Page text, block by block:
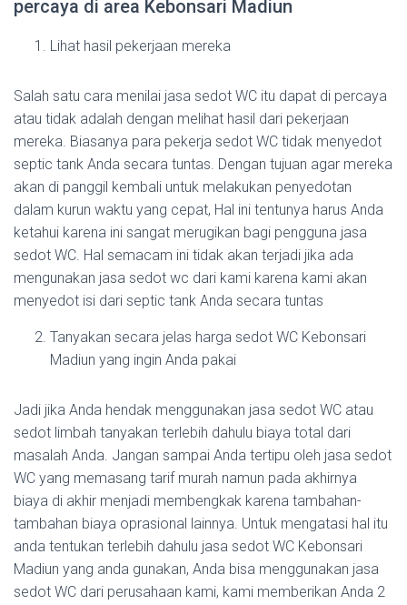
percaya di area Kebonsari Madiun
Lihat hasil pekerjaan mereka
Salah satu cara menilai jasa sedot WC itu dapat di percaya
atau tidak adalah dengan melihat hasil dari pekerjaan
mereka. Biasanya para pekerja sedot WC tidak menyedot
septic tank Anda secara tuntas. Dengan tujuan agar mereka
akan di panggil kembali untuk melakukan penyedotan
dalam kurun waktu yang cepat, Hal ini tentunya harus Anda
ketahui karena ini sangat merugikan bagi pengguna jasa
sedot WC. Hal semacam ini tidak akan terjadi jika ada
mengunakan jasa sedot wc dari kami karena kami akan
menyedot isi dari septic tank Anda secara tuntas
Tanyakan secara jelas harga sedot WC Kebonsari
Madiun yang ingin Anda pakai
Jadi jika Anda hendak menggunakan jasa sedot WC atau
sedot limbah tanyakan terlebih dahulu biaya total dari
masalah Anda. Jangan sampai Anda tertipu oleh jasa sedot
WC yang memasang tarif murah namun pada akhirnya
biaya di akhir menjadi membengkak karena tambahan-
tambahan biaya oprasional lainnya. Untuk mengatasi hal itu
anda tentukan terlebih dahulu jasa sedot WC Kebonsari
Madiun yang anda gunakan, Anda bisa menggunakan jasa
sedot WC dari perusahaan kami, kami memberikan Anda 2